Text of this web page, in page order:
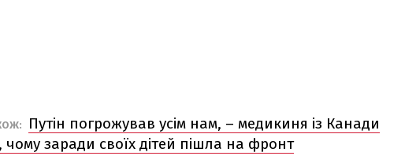
Путін погрожував усім нам, – медикиня із Канади
чому заради своїх дітей пішла на фронт